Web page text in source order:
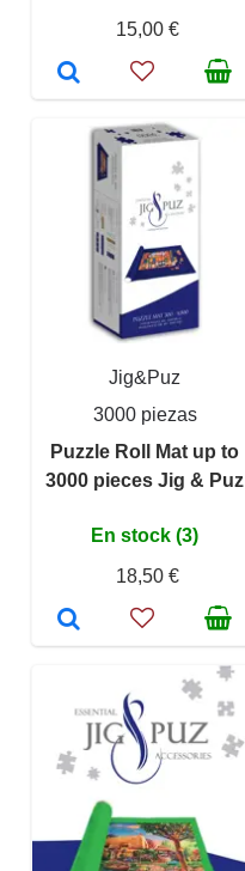
15,00 €
Jig&Puz
3000 piezas
Puzzle Roll Mat up to
3000 pieces Jig & Puz
En stock (3)
18,50 €